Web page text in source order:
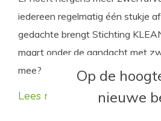
iedereen regelmatig één stukje
gedachte brengt Stichting
maart onder de aandacht met
mee?
Lees meer
Op de
nieuwe